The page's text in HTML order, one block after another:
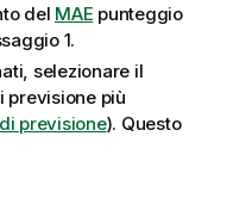
del MAE punteggio
1.
selezionare il
previsione più
previsione). Questo